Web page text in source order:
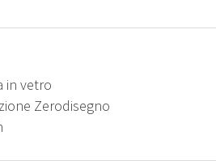
in vetro
Zerodisegno